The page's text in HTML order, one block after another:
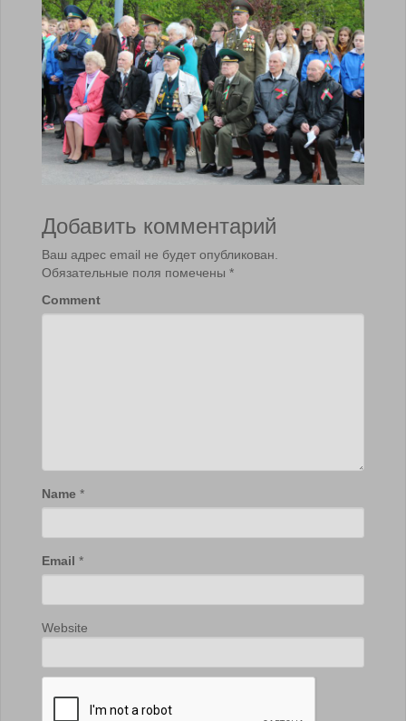
Добавить комментарий
Ваш адрес email не будет опубликован.
Обязательные поля помечены *
Comment
Name *
Email *
Website